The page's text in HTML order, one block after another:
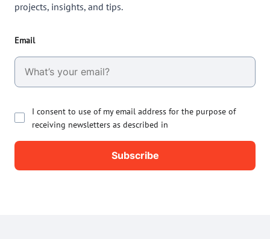
projects, insights, and tips.
Email
I consent to use of my email address for the purpose of
receiving newsletters as described in